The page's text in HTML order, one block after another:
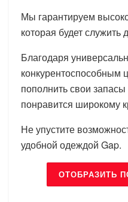
Мы гарантируем
которая будет служить
Благодаря
конкурентоспособным
пополнить свои
понравится широкому
Не упустите
удобной одеждой Gap.
ОТОБРАЗИТЬ